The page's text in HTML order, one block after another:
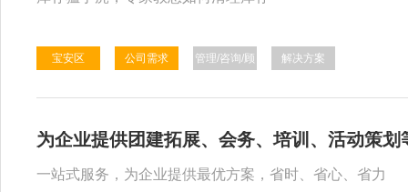
宝安区 公司需求
管理/咨询/顾
解决方案
为企业提供团建拓展、会务、培训、活动策划
一站式服务，为企业提供最优方案，省时、省心、省力